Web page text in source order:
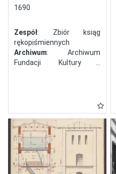
1690
Zespół: Zbiór ksiąg
rękopiśmiennych
Archiwum: Archiwum
Fundacji Kultury i